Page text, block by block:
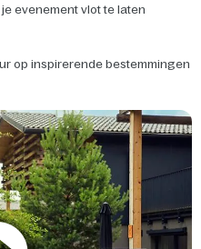
evenement vlot te laten
op inspirerende bestemmingen